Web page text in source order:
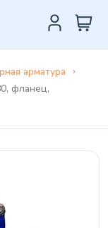
арматура
фланец,